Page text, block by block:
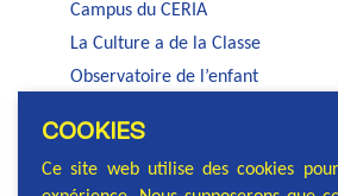
Campus du CERIA
La Culture a de la Classe
Observatoire de l’enfant
Service PSE de la COCOF
COOKIES
Ce site web utilise des cookies